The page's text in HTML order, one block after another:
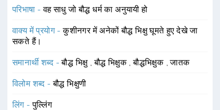
परिभाषा -वह साधु जो बौद्ध धर्म का अनुयायी हो
वाक्य में प्रयोग -कुशीनगर में अनेकों बौद्ध भिक्षु घूमते हुए देखे जा
सकते हैं।
समानार्थी शब्द -बौद्ध भिक्षु ,बौद्ध भिक्षुक ,बौद्धभिक्षुक ,जातक
विलोम शब्द -बौद्ध भिक्षुणी
लिंग -पुल्लिंग